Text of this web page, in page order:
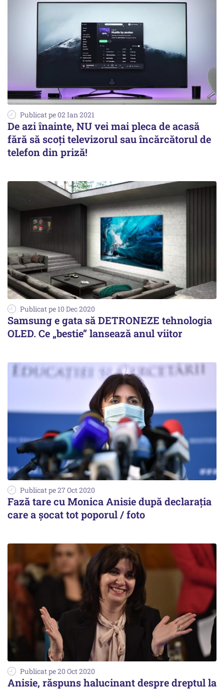
Publicat pe 02 Ian 2021
De azi înainte, NU vei mai pleca de acasă
fără să scoți televizorul sau încărcătorul de
telefon din priză!
Publicat pe 10 Dec 2020
Samsung e gata să DETRONEZE tehnologia
OLED. Ce „bestie” lansează anul viitor
Publicat pe 27 Oct 2020
Fază tare cu Monica Anisie după declarația
care a șocat tot poporul / foto
Publicat pe 20 Oct 2020
Anisie, răspuns halucinant despre dreptul la